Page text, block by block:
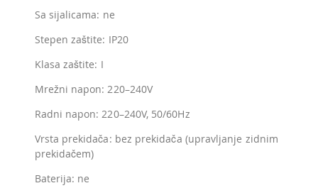
Sa sijalicama: ne
Stepen zaštite: IP20
Klasa zaštite: I
Mrežni napon: 220–240V
Radni napon: 220–240V, 50/60Hz
Vrsta prekidača: bez prekidača (upravljanje zidnim
prekidačem)
Baterija: ne